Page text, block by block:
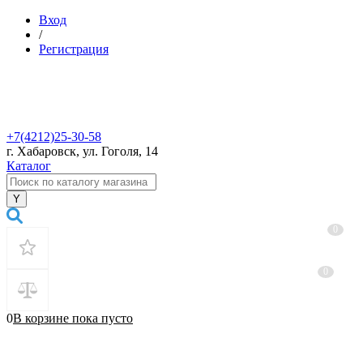
Вход
/
Регистрация
+7(4212)25-30-58
г. Хабаровск, ул. Гоголя, 14
Каталог
0В корзине пока пусто